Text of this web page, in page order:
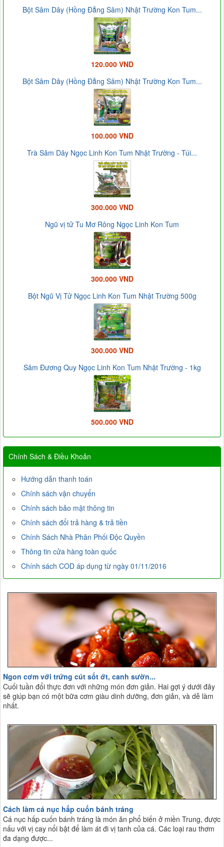
Bột Sâm Dây (Hồng Đẳng Sâm) Nhật Trường Kon Tum...
120.000 VND
Bột Sâm Dây (Hồng Đẳng Sâm) Nhật Trường Kon Tum...
100.000 VND
Trà Sâm Dây Ngọc Linh Kon Tum Nhật Trường - Túi...
300.000 VND
Ngũ vị tử Tu Mơ Rông Ngọc Linh Kon Tum
300.000 VND
Bột Ngũ Vị Tử Ngọc Linh Kon Tum Nhật Trường 500g
300.000 VND
Sâm Đương Quy Ngọc Linh Kon Tum Nhật Trường - 1kg
500.000 VND
Chính Sách & Điều Khoản
Hướng dẫn thanh toán
Chính sách vận chuyển
Chính sách bảo mật thông tin
Chính sách đổi trả hàng & trả tiền
Chính Sách Nhà Phân Phối Độc Quyền
Thông tin cửa hàng toàn quốc
Chính sách COD áp dụng từ ngày 01/11/2016
Ngon cơm với trứng cút sốt ớt, canh sườn...
Cuối tuần đổi thực đơn với những món đơn giản. Hai gợi ý dưới đây
sẽ giúp bạn có một bữa cơm giàu dinh dưỡng, đơn giản, và dễ làm
nhất.
Cách làm cá nục hấp cuốn bánh tráng
Cá nục hấp cuốn bánh tráng là món ăn phổ biến ở miền Trung, được
nấu với vị cay nổi bật để làm át đi vị tanh của cá. Các loại rau thơm
đa dạng được...